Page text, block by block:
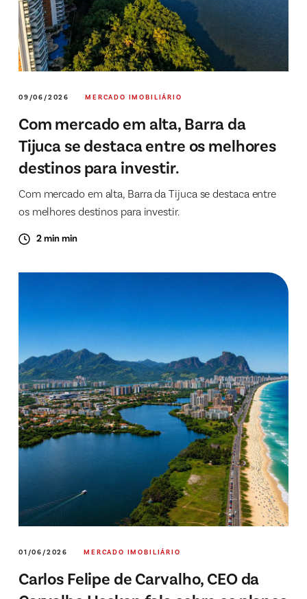
09/06/2026 MERCADO IMOBILIÁRIO
Com mercado em alta, Barra da
Tijuca se destaca entre os melhores
destinos para investir.
Com mercado em alta, Barra da Tijuca se destaca entre
os melhores destinos para investir.
2 min min
01/06/2026 MERCADO IMOBILIÁRIO
Carlos Felipe de Carvalho, CEO da